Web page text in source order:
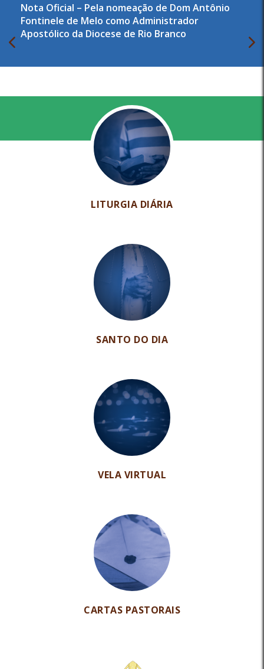
Nota Oficial – Pela nomeação de Dom Antônio
Fontinele de Melo como Administrador
Apostólico da Diocese de Rio Branco
LITURGIA DIÁRIA
SANTO DO DIA
VELA VIRTUAL
CARTAS PASTORAIS